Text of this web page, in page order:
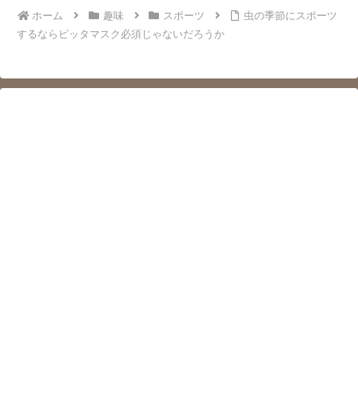
ホーム 趣味 スポーツ
虫の季節にスポーツ
するならピッタマスク必須じゃないだろうか